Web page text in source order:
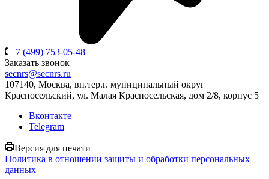
+7 (499) 753-05-48
Заказать звонок
secnrs@secnrs.ru
107140, Москва, вн.тер.г. муниципальный округ
Красносельский, ул. Малая Красносельская, дом 2/8, корпус 5
Вконтакте
Telegram
Версия для печати
Политика в отношении защиты и обработки персональных
данных